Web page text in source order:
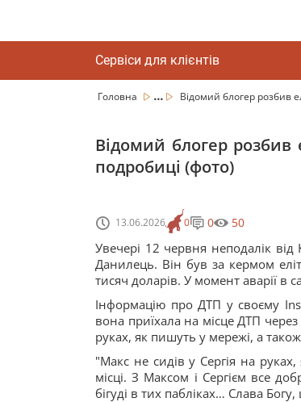
Сервіси для клієнтів
Головна ... Відомий блогер розбив
Відомий блогер розбив
подробиці (фото)
13.06.2026 0 0 50
Увечері 12 червня неподалік
Данилець. Він був за кермом
тисяч доларів. У момент аварії
Інформацію про ДТП у своєму
вона приїхала на місце ДТП
руках, як пишуть у мережі, а
"Макс не сидів у Сергія на
місці. З Максом і Сергієм все
бігуді в тих пабліках… Слава